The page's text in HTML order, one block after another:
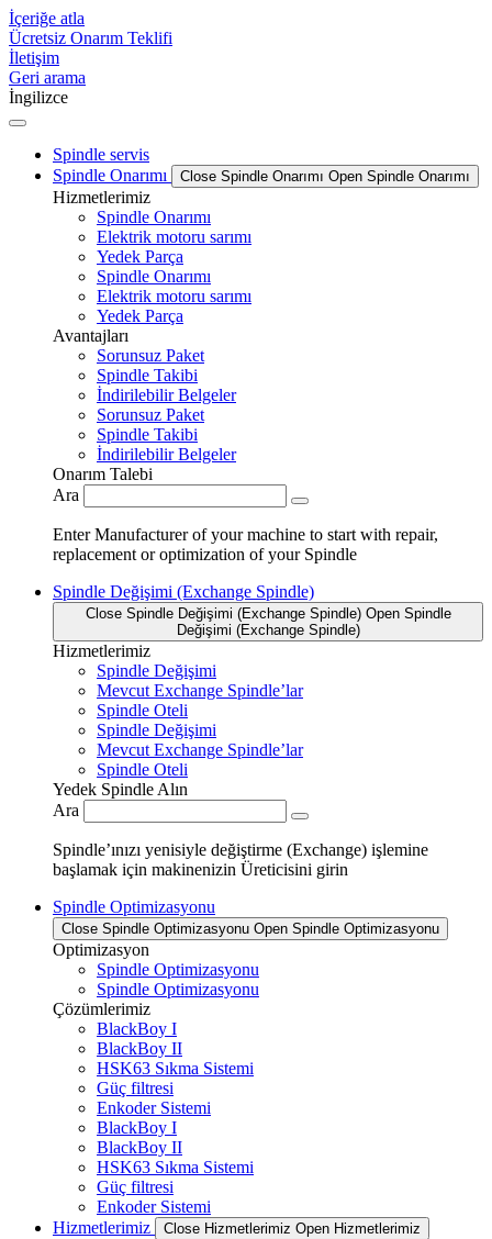
İçeriğe atla
Ücretsiz Onarım Teklifi
İletişim
Geri arama
İngilizce
Spindle servis
Spindle Onarımı
Close Spindle Onarımı Open Spindle Onarımı
Hizmetlerimiz
Spindle Onarımı
Elektrik motoru sarımı
Yedek Parça
Spindle Onarımı
Elektrik motoru sarımı
Yedek Parça
Avantajları
Sorunsuz Paket
Spindle Takibi
İndirilebilir Belgeler
Sorunsuz Paket
Spindle Takibi
İndirilebilir Belgeler
Onarım Talebi
Ara
Enter Manufacturer of your machine to start with repair,
replacement or optimization of your Spindle
Spindle Değişimi (Exchange Spindle)
Close Spindle Değişimi (Exchange Spindle) Open Spindle
Değişimi (Exchange Spindle)
Hizmetlerimiz
Spindle Değişimi
Mevcut Exchange Spindle’lar
Spindle Oteli
Spindle Değişimi
Mevcut Exchange Spindle’lar
Spindle Oteli
Yedek Spindle Alın
Ara
Spindle’ınızı yenisiyle değiştirme (Exchange) işlemine
başlamak için makinenizin Üreticisini girin
Spindle Optimizasyonu
Close Spindle Optimizasyonu Open Spindle Optimizasyonu
Optimizasyon
Spindle Optimizasyonu
Spindle Optimizasyonu
Çözümlerimiz
BlackBoy I
BlackBoy II
HSK63 Sıkma Sistemi
Güç filtresi
Enkoder Sistemi
BlackBoy I
BlackBoy II
HSK63 Sıkma Sistemi
Güç filtresi
Enkoder Sistemi
Hizmetlerimiz
Close Hizmetlerimiz Open Hizmetlerimiz